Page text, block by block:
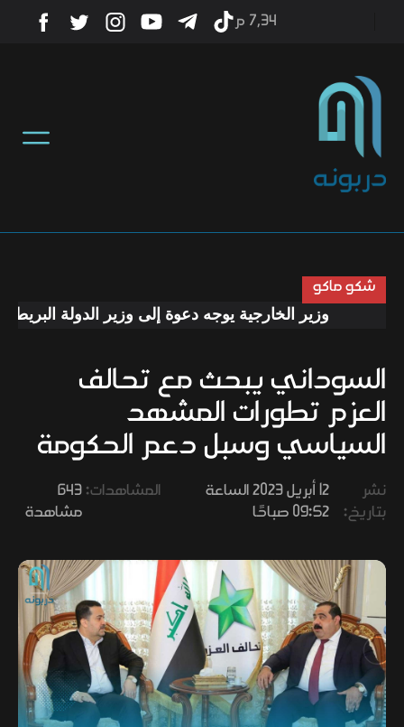
أخبار
رياضة
صحة
ثقافة
وفنون
7٫34 م
شكو ماكو
وزير الخارجية يوجه دعوة إلى وزير الدولة البريطاني
السوداني يبحث مع تحالف
العزم تطورات المشهد
السياسي وسبل دعم الحكومة
نشر
بتاريخ:
12 أبريل 2023 الساعة
09:52 صباحًا
المشاهدات:643
مشاهدة